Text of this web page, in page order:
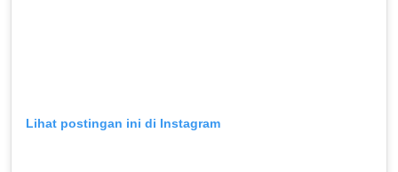
Lihat postingan ini di Instagram